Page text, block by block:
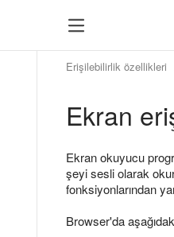
Erişilebilirlik özellikleri
Ekran
Ekran okuyucu
şeyi sesli olarak
fonksiyonlarından
Browser'da